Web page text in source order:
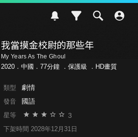
我當摸金校尉的那些年
My Years As The Ghoul
2020．中國．77分鐘 ． 保護級 ．HD畫質
類型 劇情
發音 國語
星等 3
下架時間 2028年12月31日